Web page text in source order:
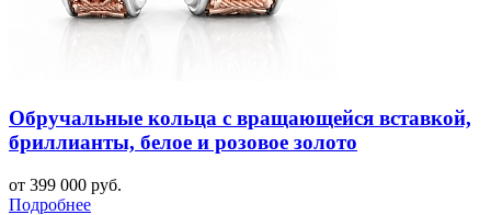
Обручальные кольца с вращающейся вставкой,
бриллианты, белое и розовое золото
от 399 000 руб.
Подробнее